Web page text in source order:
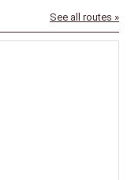
See all routes »